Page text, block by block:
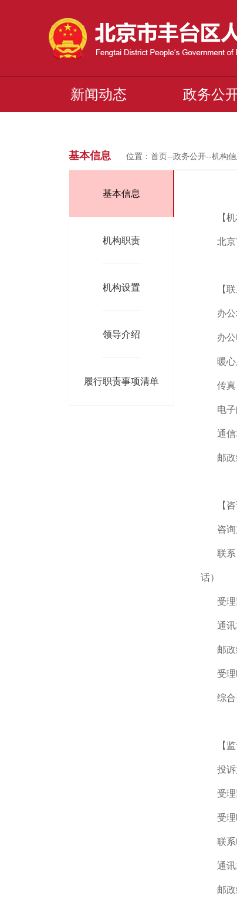
新闻动态 政务公
基本信息 位置： 首页 --政务公开--机构
基本信息
机构职责
机构设置
领导介绍
履行职责事项清单
【
北
【
办
办
暖
传真
电子
通
邮政
【
咨
联
话）
受
通
邮政
受
综
【
投
受
受
联系
通
邮政